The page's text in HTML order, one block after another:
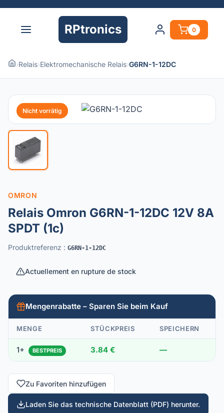
RPtronics 0
›Relais›Elektromechanische Relais›G6RN-1-12DC
Nicht vorrätig
OMRON
Relais Omron G6RN-1-12DC 12V 8A
SPDT (1c)
Produktreferenz : G6RN-1-12DC
Actuellement en rupture de stock
Mengenrabatte – Sparen Sie beim Kauf
MENGE STÜCKPREIS SPEICHERN
1+ BESTPREIS 3.84 € —
Zu Favoriten hinzufügen
Laden Sie das technische Datenblatt (PDF) herunter.